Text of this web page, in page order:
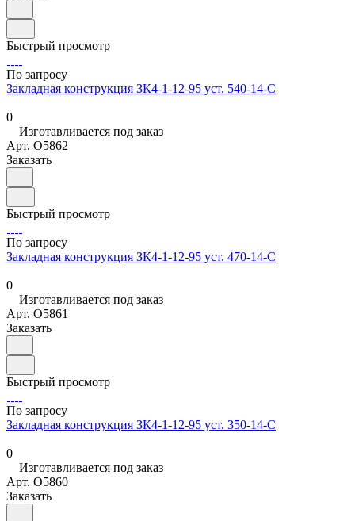
Быстрый просмотр
По запросу
Закладная конструкция ЗК4-1-12-95 уст. 540-14-С
0
Изготавливается под заказ
Арт. O5862
Заказать
Быстрый просмотр
По запросу
Закладная конструкция ЗК4-1-12-95 уст. 470-14-С
0
Изготавливается под заказ
Арт. O5861
Заказать
Быстрый просмотр
По запросу
Закладная конструкция ЗК4-1-12-95 уст. 350-14-С
0
Изготавливается под заказ
Арт. O5860
Заказать